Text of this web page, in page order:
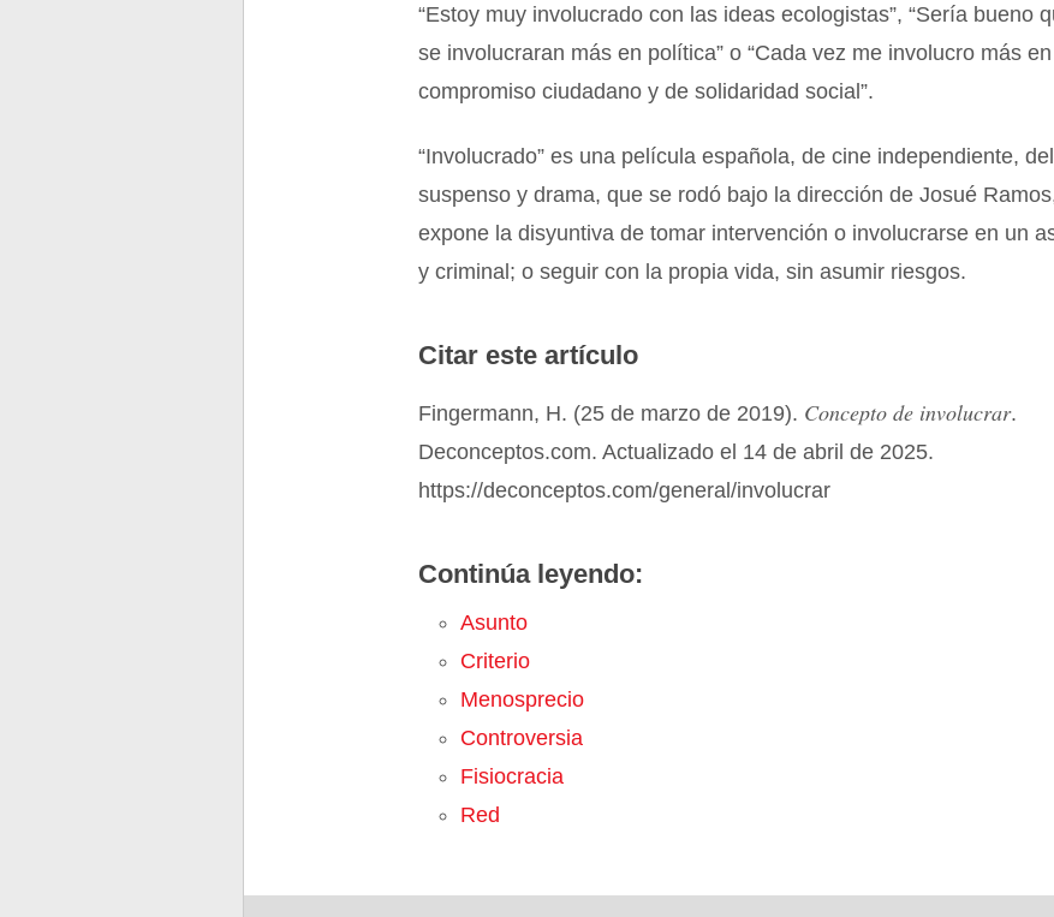
“Estoy muy involucrado con las ideas ecologistas”, “Sería bueno
se involucraran más en política” o “Cada vez me involucro más
compromiso ciudadano y de solidaridad social”.
“Involucrado” es una película española, de cine independiente,
suspenso y drama, que se rodó bajo la dirección de Josué
expone la disyuntiva de tomar intervención o involucrarse en un
y criminal; o seguir con la propia vida, sin asumir riesgos.
Citar este artículo
Fingermann, H. (25 de marzo de 2019). Concepto de involucrar.
Deconceptos.com. Actualizado el 14 de abril de 2025.
https://deconceptos.com/general/involucrar
Continúa leyendo:
Asunto
Criterio
Menosprecio
Controversia
Fisiocracia
Red